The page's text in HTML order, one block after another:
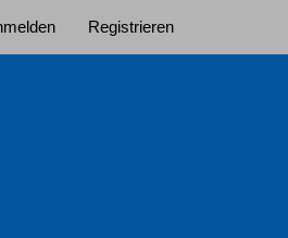
Registrieren